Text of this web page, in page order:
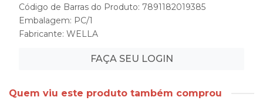
Código de Barras do Produto: 7891182019385
Embalagem: PC/1
Fabricante: WELLA
FAÇA SEU LOGIN
Quem viu este produto também comprou